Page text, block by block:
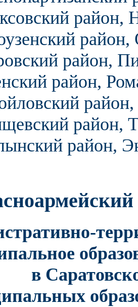
район,
район,
район,
район,
район,
район,
район,
в